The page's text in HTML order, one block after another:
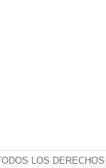
LOS DERECHOS